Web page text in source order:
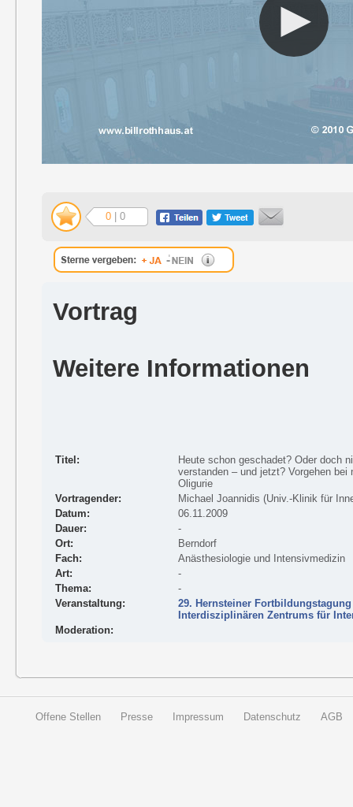
0 | 0
Vortrag
Weitere Informationen
Titel:
Heute schon geschadet? Oder doch
verstanden – und jetzt? Vorgehen
Oligurie
Vortragender:
Michael Joannidis (Univ.-Klinik für
Datum:
06.11.2009
Dauer:
-
Ort:
Berndorf
Fach:
Anästhesiologie und Intensivmedizin
Art:
-
Thema:
-
Veranstaltung:
29. Hernsteiner
Interdisziplinären Zentrums für
Moderation:
Offene Stellen Presse Impressum Datenschutz AGB